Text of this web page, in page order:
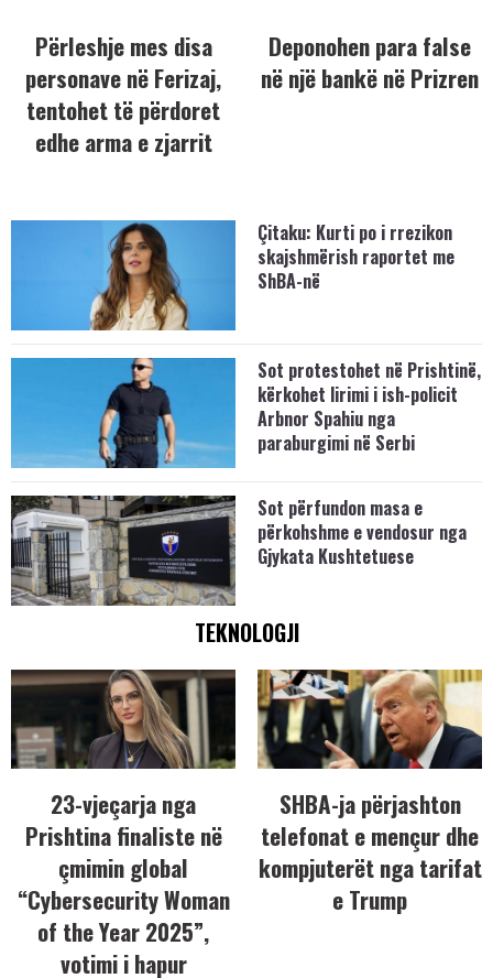
Përleshje mes disa
personave në Ferizaj,
tentohet të përdoret
edhe arma e zjarrit
Deponohen para false
në një bankë në Prizren
Çitaku: Kurti po i rrezikon
skajshmërish raportet me
ShBA-në
Sot protestohet në Prishtinë,
kërkohet lirimi i ish-policit
Arbnor Spahiu nga
paraburgimi në Serbi
Sot përfundon masa e
përkohshme e vendosur nga
Gjykata Kushtetuese
TEKNOLOGJI
23-vjeçarja nga
Prishtina finaliste në
çmimin global
“Cybersecurity Woman
of the Year 2025”,
votimi i hapur
SHBA-ja përjashton
telefonat e mençur dhe
kompjuterët nga tarifat
e Trump